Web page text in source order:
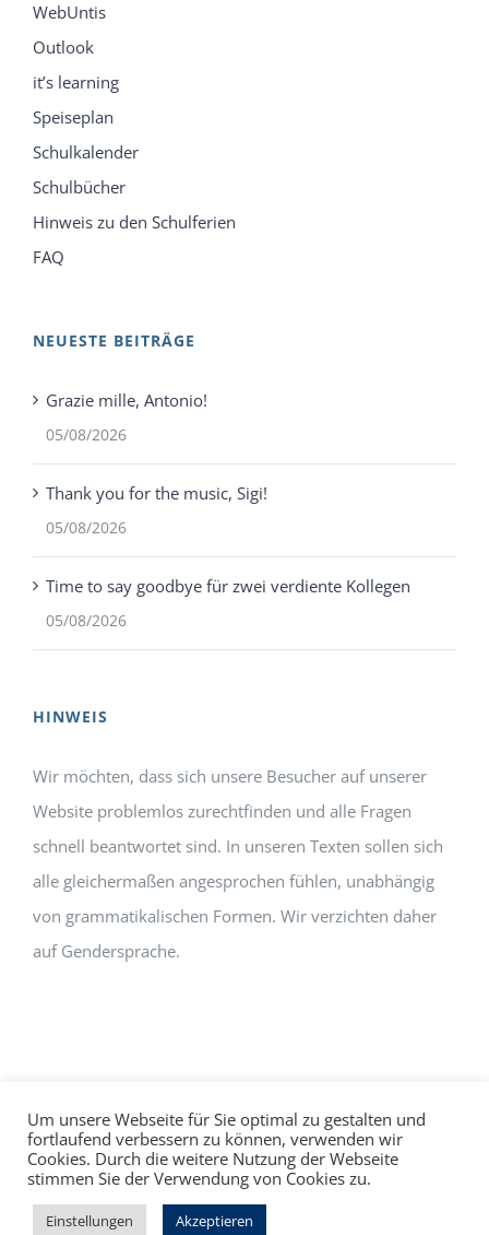
WebUntis
Outlook
it’s learning
Speiseplan
Schulkalender
Schulbücher
Hinweis zu den Schulferien
FAQ
NEUESTE BEITRÄGE
Grazie mille, Antonio!
05/08/2026
Thank you for the music, Sigi!
05/08/2026
Time to say goodbye für zwei verdiente Kollegen
05/08/2026
HINWEIS
Wir möchten, dass sich unsere Besucher auf unserer
Website problemlos zurechtfinden und alle Fragen
schnell beantwortet sind. In unseren Texten sollen sich
alle gleichermaßen angesprochen fühlen, unabhängig
von grammatikalischen Formen. Wir verzichten daher
auf Gendersprache.
Impressum Datenschutz©hallo!rot
Facebook
Um unsere Webseite für Sie optimal zu gestalten und
fortlaufend verbessern zu können, verwenden wir
Cookies. Durch die weitere Nutzung der Webseite
stimmen Sie der Verwendung von Cookies zu.
Einstellungen Akzeptieren